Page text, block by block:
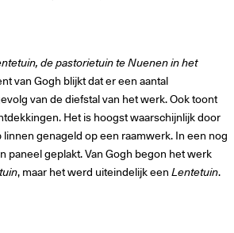
de pastorietuin te Nuenen in het
van Gogh blijkt dat er een aantal
van de diefstal van het werk. Ook toont
Het is hoogst waarschijnlijk door
genageld op een raamwerk. In een nog
paneel geplakt. Van Gogh begon het werk
, maar het werd uiteindelijk een Lentetuin.